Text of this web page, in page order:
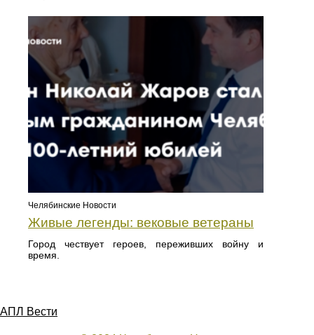
Челябинские Новости
Живые легенды: вековые ветераны
Город чествует героев, переживших войну и
время.
АПЛ Вести